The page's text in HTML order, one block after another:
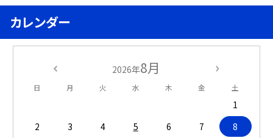
カレンダー
2026年8月
日 月 火 水 木 金 土
1
2
3 4 5 6 7
8